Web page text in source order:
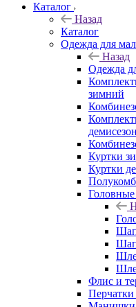
Каталог
Назад
Каталог
Одежда для
Назад
Одежда
зимний
Куртки
Куртки
Флис и